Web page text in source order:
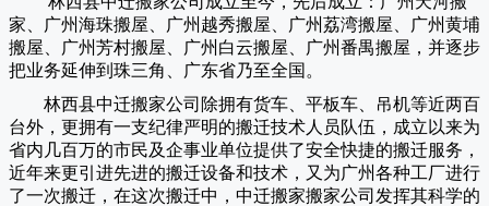
家、广州海珠搬屋、广州越秀搬屋、广州荔湾搬屋、广州黄埔
搬屋、广州芳村搬屋、广州白云搬屋、广州番禺搬屋，并逐步
把业务延伸到珠三角、广东省乃至全国。
林西县中迁搬家公司除拥有货车、平板车、吊机等近两百
台外，更拥有一支纪律严明的搬迁技术人员队伍，成立以来为
省内几百万的市民及企事业单位提供了安全快捷的搬迁服务，
近年来更引进先进的搬迁设备和技术，又为广州各种工厂进行
了一次搬迁，在这次搬迁中， 中迁搬家搬家公司发挥其科学的